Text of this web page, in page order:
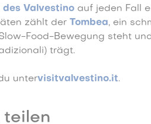
des Valvestinoauf jeden Fall
zählt der Tombea, ein
Food-Bewegung steht
trägt.
untervisitvalvestino.it.
teilen